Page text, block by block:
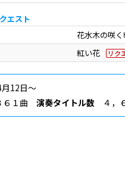
エスト
花水木の咲
紅い花 リク
12日〜
６１曲 演奏タイトル数 ４，